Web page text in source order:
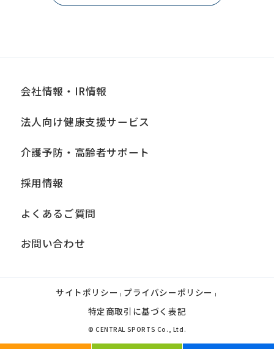
会社情報・IR情報
法人向け健康支援サービス
介護予防・高齢者サポート
採用情報
よくあるご質問
お問い合わせ
サイトポリシー | プライバシーポリシー |
特定商取引に基づく表記
© CENTRAL SPORTS Co., Ltd.